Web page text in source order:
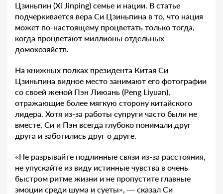
Цзиньпин (Xi Jinping) семье и нации. В статье
подчеркивается вера Си Цзиньпина в то, что нация
может по-настоящему процветать только тогда,
когда процветают миллионы отдельных
домохозяйств.
На книжных полках президента Китая Си
Цзиньпина видное место занимают его фотографии
со своей женой Пэн Лиюань (Peng Liyuan),
отражающие более мягкую сторону китайского
лидера. Хотя из-за работы супруги часто были не
вместе, Си и Пэн всегда глубоко понимали друг
друга и заботились друг о друге.
«Не разрывайте подлинные связи из-за расстояния,
не упускайте из виду истинные чувства в очень
быстром ритме жизни и не пропустите главные
эмоции среди шума и суеты», — сказал Си